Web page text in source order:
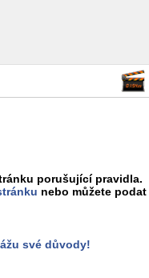
porušující pravidla.
nebo můžete podat
své důvody!